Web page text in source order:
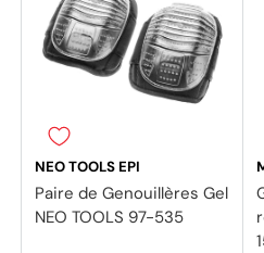
NEO TOOLS EPI
Paire de Genouillères Gel
NEO TOOLS 97-535